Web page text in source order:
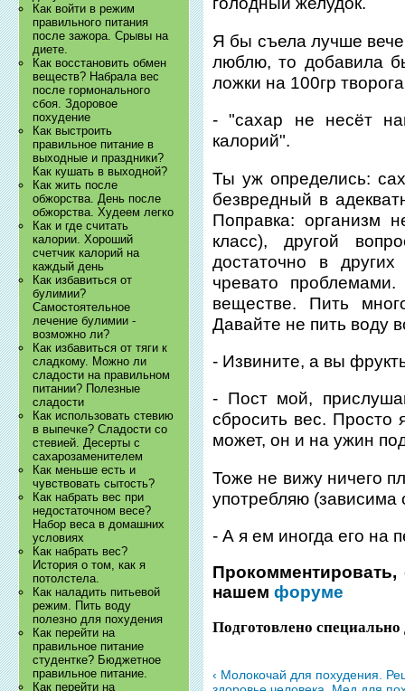
Как войти в режим
правильного питания
после зажора. Срывы на
диете.
Как восстановить обмен
веществ? Набрала вес
после гормонального
сбоя. Здоровое
похудение
Как выстроить
правильное питание в
выходные и праздники?
Как кушать в выходной?
Как жить после
обжорства. День после
обжорства. Худеем легко
Как и где считать
калории. Хороший
счетчик калорий на
каждый день
Как избавиться от
булимии?
Самостоятельное
лечение булимии -
возможно ли?
Как избавиться от тяги к
сладкому. Можно ли
сладости на правильном
питании? Полезные
сладости
Как использовать стевию
в выпечке? Сладости со
стевией. Десерты с
сахарозаменителем
Как меньше есть и
чувствовать сытость?
Как набрать вес при
недостаточном весе?
Набор веса в домашних
условиях
Как набрать вес?
История о том, как я
потолстела.
Как наладить питьевой
режим. Пить воду
полезно для похудения
Как перейти на
правильное питание
студентке? Бюджетное
правильное питание.
Как перейти на
Я бы съела лучше
люблю, то добавила
ложки на 100гр
- "сахар не несёт
калорий".
Ты уж определись:
безвредный в
Поправка: организм
класс), другой
достаточно в
чревато
веществе. Пить
Давайте не пить воду
- Извините, а вы
- Пост мой,
сбросить вес. Просто
может, он и на ужин
Тоже не вижу ничего
употребляю (зависима
- А я ем иногда его на
нашемфоруме
Подготовлено
‹ Молокочай для похудения.